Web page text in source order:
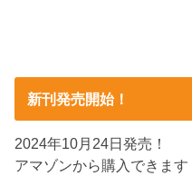
新刊発売開始！
2024年10月24日発売！
アマゾンから購入できます